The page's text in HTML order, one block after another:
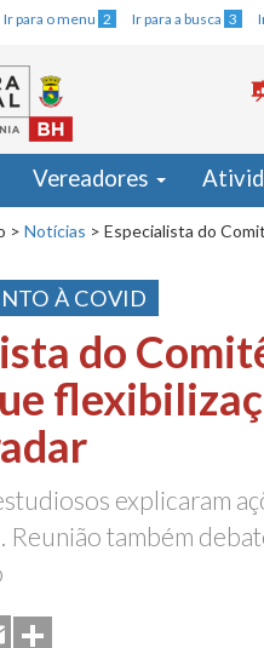
Ir para o menu 2 Ir para a busca 3
Vereadores
> Notícias > Especialista do
À COVID
do
explicaram
Reunião também
Email